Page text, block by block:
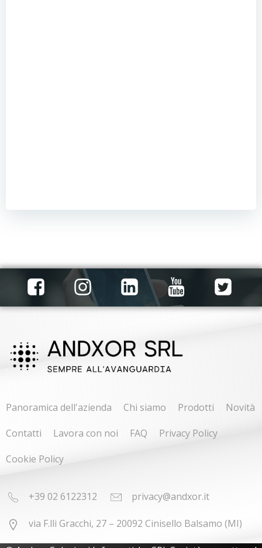
Panoramica dell'azienda Chi siamo Prodotti
Novità
Contatti
Lavora con noi FAQ
Privacy Policy
Cookie Policy
+39 02 6122312 privacy@andxor.it
via F.lli Gracchi, 27 – 20092 Cinisello Balsamo (MI)